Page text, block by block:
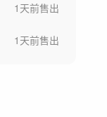
1天前售出
1天前售出